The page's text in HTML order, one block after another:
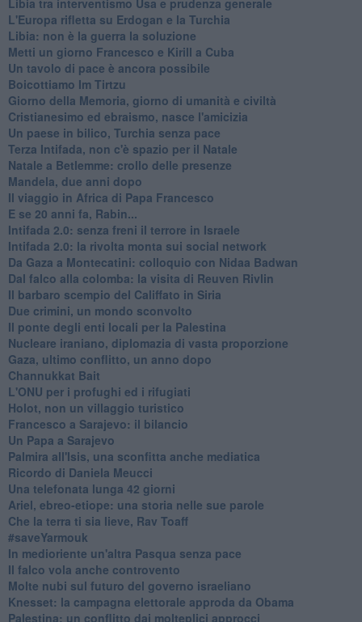
L'Europa rifletta su Erdogan e la Turchia
Libia: non è la guerra la soluzione
Metti un giorno Francesco e Kirill a Cuba
Un tavolo di pace è ancora possibile
Boicottiamo Im Tirtzu
Giorno della Memoria, giorno di umanità e civiltà
Cristianesimo ed ebraismo, nasce l'amicizia
Un paese in bilico, Turchia senza pace
Terza Intifada, non c'è spazio per il Natale
Natale a Betlemme: crollo delle presenze
Mandela, due anni dopo
Il viaggio in Africa di Papa Francesco
E se 20 anni fa, Rabin...
Intifada 2.0: senza freni il terrore in Israele
Intifada 2.0: la rivolta monta sui social network
Da Gaza a Montecatini: colloquio con Nidaa Badwan
Dal falco alla colomba: la visita di Reuven Rivlin
Il barbaro scempio del Califfato in Siria
Due crimini, un mondo sconvolto
Il ponte degli enti locali per la Palestina
Nucleare iraniano, diplomazia di vasta proporzione
Gaza, ultimo conflitto, un anno dopo
Channukkat Bait
L'ONU per i profughi ed i rifugiati
Holot, non un villaggio turistico
Francesco a Sarajevo: il bilancio
Un Papa a Sarajevo
Palmira all'Isis, una sconfitta anche mediatica
Ricordo di Daniela Meucci
​Una telefonata lunga 42 giorni
​Ariel, ebreo-etiope: una storia nelle sue parole
Che la terra ti sia lieve, Rav Toaff
​#saveYarmouk
​In medioriente un'altra Pasqua senza pace
​Il falco vola anche controvento
Molte nubi sul futuro del governo israeliano
Knesset: la campagna elettorale approda da Obama
Palestina: un conflitto dai molteplici approcci